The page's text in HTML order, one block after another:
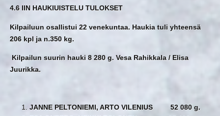
4.6 IIN HAUKIUISTELU TULOKSET
Kilpailuun osallistui 22 venekuntaa. Haukia tuli yhteensä
206 kpl ja n.350 kg.
Kilpailun suurin hauki 8 280 g. Vesa Rahikkala / Elisa
Juurikka.
JANNE PELTONIEMI, ARTO VILENIUS 52 080 g.